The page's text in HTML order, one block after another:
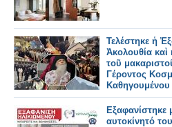
Τελέστηκε ἡ
Ἀκολουθία καὶ
τοῦ
Γέροντος
Καθηγουμένου
Ἱερᾶς Μονῆς
Κονίτσης
Εξαφανίστηκε
αυτοκίνητό του